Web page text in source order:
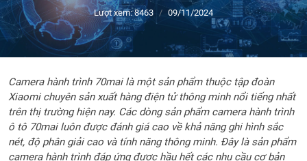
Lượt xem: 8463 09/11/2024
Camera hành trình 70mai là một sản phẩm thuộc tập đoàn
Xiaomi chuyên sản xuất hàng điện tử thông minh nổi tiếng nhất
trên thị trường hiện nay. Các dòng sản phẩm camera hành trình
ô tô 70mai luôn được đánh giá cao về khả năng ghi hình sắc
nét, độ phân giải cao và tính năng thông minh. Đây là sản phẩm
camera hành trình đáp ứng được hầu hết các nhu cầu cơ bản